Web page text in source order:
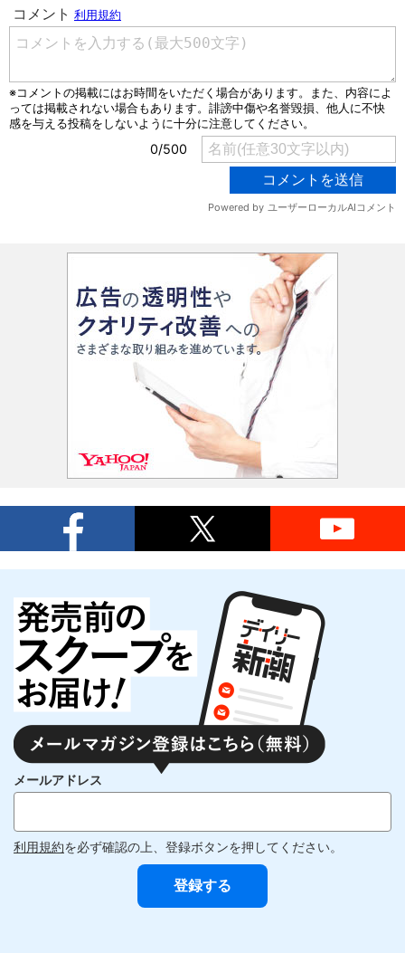
メールアドレス
利用規約を必ず確認の上、登録ボタンを押してください。